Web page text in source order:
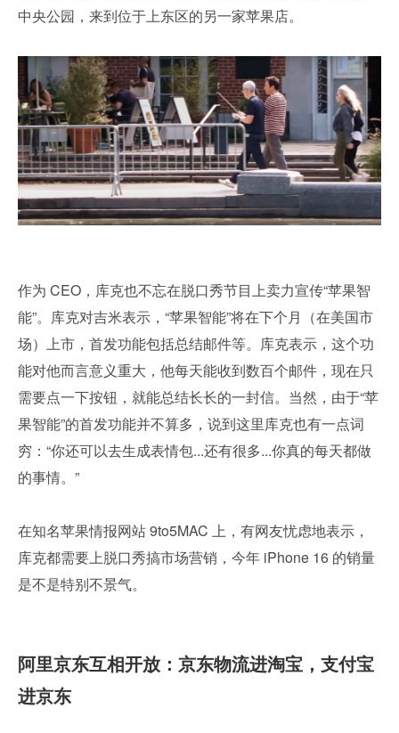
中央公园，来到位于上东区的另一家苹果店。
作为 CEO，库克也不忘在脱口秀节目上卖力宣传“苹果智
能”。库克对吉米表示，“苹果智能”将在下个月（在美国市
场）上市，首发功能包括总结邮件等。库克表示，这个功
能对他而言意义重大，他每天能收到数百个邮件，现在只
需要点一下按钮，就能总结长长的一封信。当然，由于“苹
果智能”的首发功能并不算多，说到这里库克也有一点词
穷：“你还可以去生成表情包...还有很多...你真的每天都做
的事情。”
在知名苹果情报网站 9to5MAC 上，有网友忧虑地表示，
库克都需要上脱口秀搞市场营销，今年 iPhone 16 的销量
是不是特别不景气。
阿里京东互相开放：京东物流进淘宝，支付宝
进京东